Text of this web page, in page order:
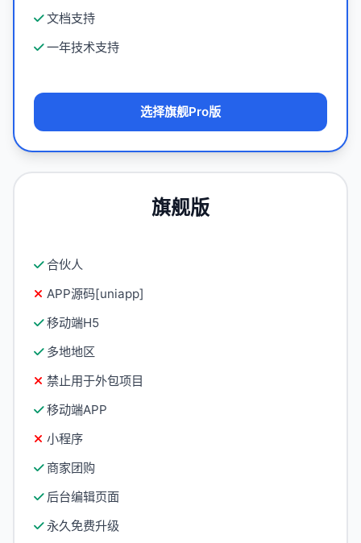
文档支持
一年技术支持
选择旗舰Pro版
旗舰版
合伙人
APP源码[uniapp]
移动端H5
多地地区
禁止用于外包项目
移动端APP
小程序
商家团购
后台编辑页面
永久免费升级